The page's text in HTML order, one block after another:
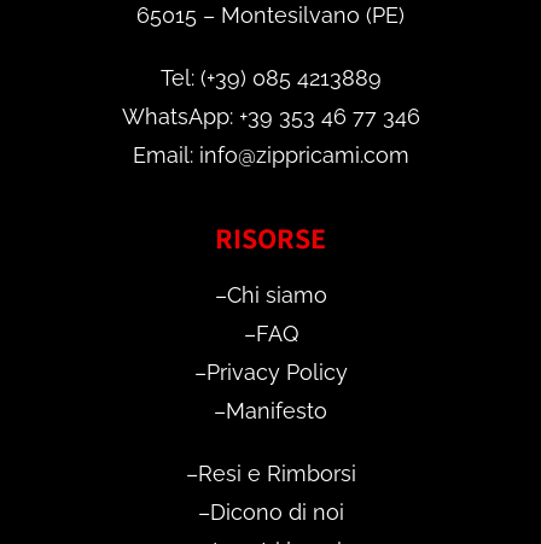
65015 – Montesilvano (PE)
Tel: (+39) 085 4213889
WhatsApp: +39 353 46 77 346
Email: info@zippricami.com
RISORSE
–Chi siamo
–FAQ
–Privacy Policy
–Manifesto
–Resi e Rimborsi
–Dicono di noi